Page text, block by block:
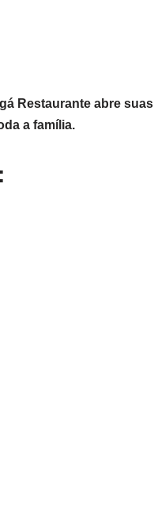
Restaurante abre suas
a família.